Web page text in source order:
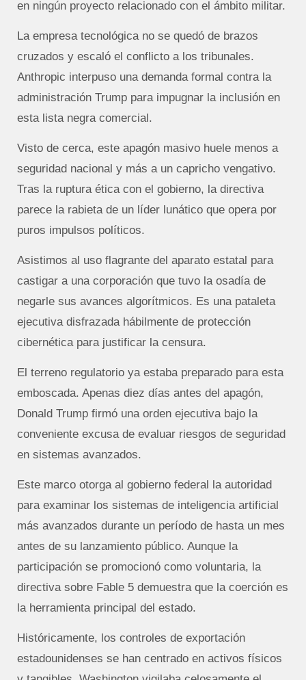
en ningún proyecto relacionado con el ámbito militar.
La empresa tecnológica no se quedó de brazos
cruzados y escaló el conflicto a los tribunales.
Anthropic interpuso una demanda formal contra la
administración Trump para impugnar la inclusión en
esta lista negra comercial.
Visto de cerca, este apagón masivo huele menos a
seguridad nacional y más a un capricho vengativo.
Tras la ruptura ética con el gobierno, la directiva
parece la rabieta de un líder lunático que opera por
puros impulsos políticos.
Asistimos al uso flagrante del aparato estatal para
castigar a una corporación que tuvo la osadía de
negarle sus avances algorítmicos. Es una pataleta
ejecutiva disfrazada hábilmente de protección
cibernética para justificar la censura.
El terreno regulatorio ya estaba preparado para esta
emboscada. Apenas diez días antes del apagón,
Donald Trump firmó una orden ejecutiva bajo la
conveniente excusa de evaluar riesgos de seguridad
en sistemas avanzados.
Este marco otorga al gobierno federal la autoridad
para examinar los sistemas de inteligencia artificial
más avanzados durante un período de hasta un mes
antes de su lanzamiento público. Aunque la
participación se promocionó como voluntaria, la
directiva sobre Fable 5 demuestra que la coerción es
la herramienta principal del estado.
Históricamente, los controles de exportación
estadounidenses se han centrado en activos físicos